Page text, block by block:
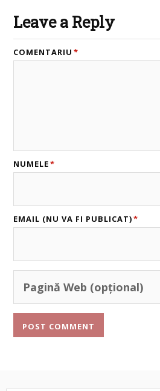
Leave a Reply
COMENTARIU *
NUMELE*
EMAIL (NU VA FI PUBLICAT)*